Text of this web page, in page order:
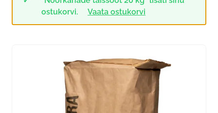
ostukorvi.
Vaata ostukorvi